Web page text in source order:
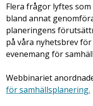
Flera frågor lyftes
bland annat
planeringens
på våra nyhetsbrev
evenemang för
Webbinariet
för samhällsplanering.